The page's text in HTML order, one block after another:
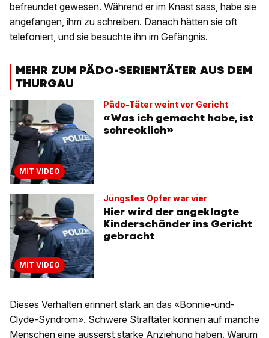
befreundet gewesen. Während er im Knast sass, habe sie
angefangen, ihm zu schreiben. Danach hätten sie oft
telefoniert, und sie besuchte ihn im Gefängnis.
MEHR ZUM PÄDO-SERIENTÄTER AUS DEM
THURGAU
MIT VIDEO
Pädo-Täter weint vor Gericht
«Was ich gemacht habe, ist
schrecklich»
MIT VIDEO
Jüngstes Opfer war vier
Hier wird der angeklagte
Kinderschänder ins Gericht
gebracht
Dieses Verhalten erinnert stark an das «Bonnie-und-
Clyde-Syndrom». Schwere Straftäter können auf manche
Menschen eine äusserst starke Anziehung haben. Warum